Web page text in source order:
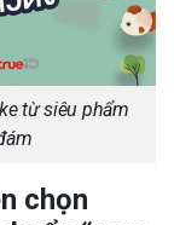
từ siêu phẩm
chọn